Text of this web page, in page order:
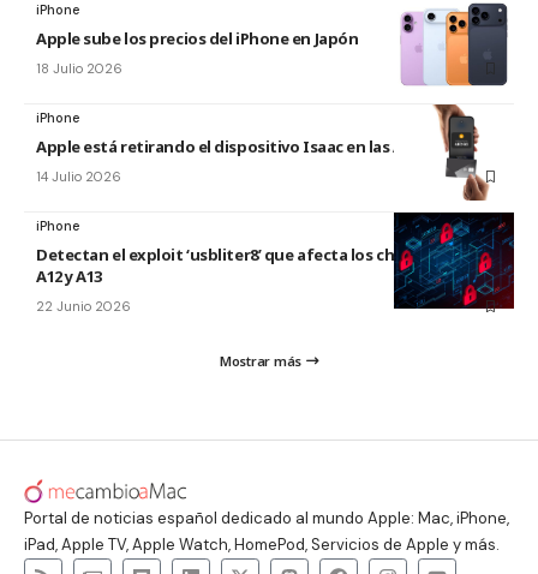
iPhone
Apple sube los precios del iPhone en Japón
18 Julio 2026
iPhone
Apple está retirando el dispositivo Isaac en las Apple Store
14 Julio 2026
iPhone
Detectan el exploit ‘usbliter8’ que afecta los chips de Apple
A12 y A13
22 Junio 2026
Mostrar más
Portal de noticias español dedicado al mundo Apple: Mac, iPhone,
iPad, Apple TV, Apple Watch, HomePod, Servicios de Apple y más.